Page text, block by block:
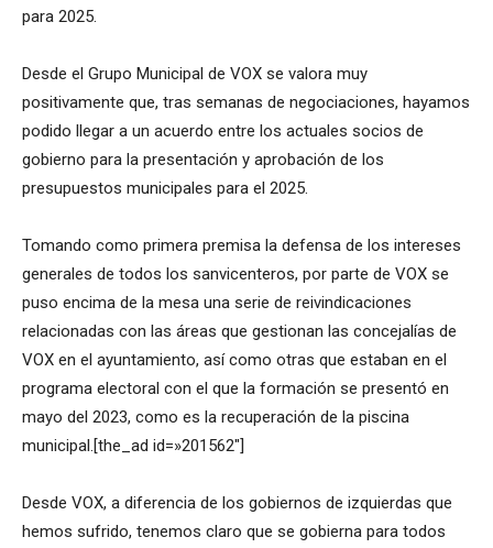
para 2025.
Desde el Grupo Municipal de VOX se valora muy
positivamente que, tras semanas de negociaciones, hayamos
podido llegar a un acuerdo entre los actuales socios de
gobierno para la presentación y aprobación de los
presupuestos municipales para el 2025.
Tomando como primera premisa la defensa de los intereses
generales de todos los sanvicenteros, por parte de VOX se
puso encima de la mesa una serie de reivindicaciones
relacionadas con las áreas que gestionan las concejalías de
VOX en el ayuntamiento, así como otras que estaban en el
programa electoral con el que la formación se presentó en
mayo del 2023, como es la recuperación de la piscina
municipal.[the_ad id=»201562″]
Desde VOX, a diferencia de los gobiernos de izquierdas que
hemos sufrido, tenemos claro que se gobierna para todos